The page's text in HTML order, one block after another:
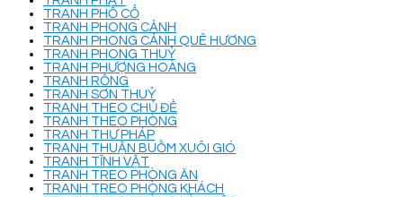
TRANH PHỐ CỔ
TRANH PHONG CẢNH
TRANH PHONG CẢNH QUÊ HƯƠNG
TRANH PHONG THUỶ
TRANH PHƯỢNG HOÀNG
TRANH RỒNG
TRANH SƠN THUỶ
TRANH THEO CHỦ ĐỀ
TRANH THEO PHÒNG
TRANH THƯ PHÁP
TRANH THUẬN BUỒM XUÔI GIÓ
TRANH TĨNH VẬT
TRANH TREO PHÒNG ĂN
TRANH TREO PHÒNG KHÁCH